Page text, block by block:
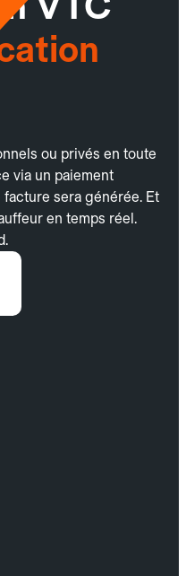
ou privés en toute
via un paiement
sera générée. Et
en temps réel.